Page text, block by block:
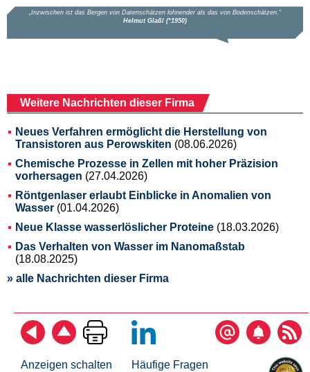
Weitere Nachrichten dieser Firma
Neues Verfahren ermöglicht die Herstellung von
Transistoren aus Perowskiten (08.06.2026)
Chemische Prozesse in Zellen mit hoher Präzision
vorhersagen (27.04.2026)
Röntgenlaser erlaubt Einblicke in Anomalien von
Wasser (01.04.2026)
Neue Klasse wasserlöslicher Proteine (18.03.2026)
Das Verhalten von Wasser im Nanomaßstab
(18.08.2025)
» alle Nachrichten dieser Firma
Anzeigen schalten Häufige Fragen